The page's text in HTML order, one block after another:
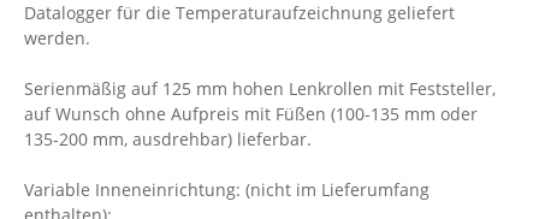
Datalogger für die Temperaturaufzeichnung geliefert
werden.
Serienmäßig auf 125 mm hohen Lenkrollen mit Feststeller,
auf Wunsch ohne Aufpreis mit Füßen (100-135 mm oder
135-200 mm, ausdrehbar) lieferbar.
Variable Inneneinrichtung: (nicht im Lieferumfang